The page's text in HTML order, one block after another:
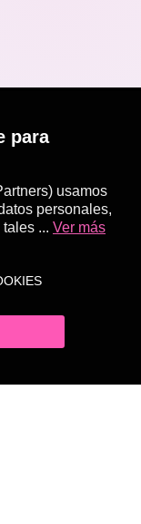
para
usamos
personales,
... Ver más